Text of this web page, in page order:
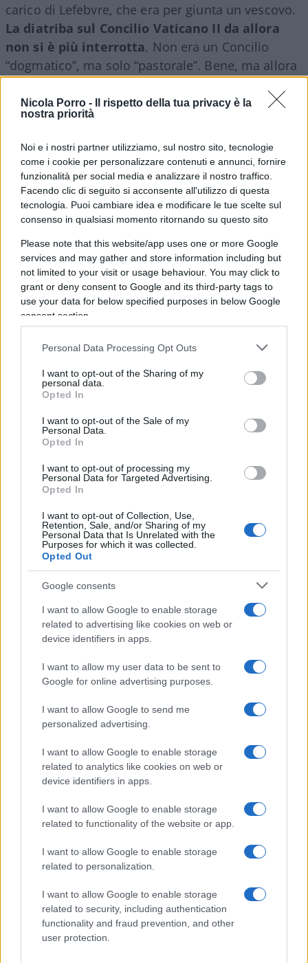
Nicola Porro -
Il rispetto della tua privacy è la
nostra priorità
Noi e i nostri partner utilizziamo, sul nostro sito, tecnologie
come i cookie per personalizzare contenuti e annunci, fornire
funzionalità per social media e analizzare il nostro traffico.
Facendo clic di seguito si acconsente all'utilizzo di questa
tecnologia. Puoi cambiare idea e modificare le tue scelte sul
consenso in qualsiasi momento ritornando su questo sito
Please note that this website/app uses one or more Google
services and may gather and store information including but
not limited to your visit or usage behaviour. You may click to
grant or deny consent to Google and its third-party tags to
use your data for below specified purposes in below Google
consent section.
Personal Data Processing Opt Outs
I want to opt-out of the Sharing of my
personal data.
Opted In
I want to opt-out of the Sale of my
Personal Data.
Opted In
I want to opt-out of processing my
Personal Data for Targeted Advertising.
Opted In
I want to opt-out of Collection, Use,
Retention, Sale, and/or Sharing of my
Personal Data that Is Unrelated with the
Purposes for which it was collected.
Opted Out
Google consents
I want to allow Google to enable storage
related to advertising like cookies on web or
device identifiers in apps.
I want to allow my user data to be sent to
Google for online advertising purposes.
I want to allow Google to send me
personalized advertising.
I want to allow Google to enable storage
related to analytics like cookies on web or
device identifiers in apps.
I want to allow Google to enable storage
related to functionality of the website or app.
I want to allow Google to enable storage
related to personalization.
I want to allow Google to enable storage
related to security, including authentication
functionality and fraud prevention, and other
user protection.
carico di Lefebvre, che era per giunta un vescovo.
La diatriba sul Concilio Vaticano II da allora
non si è più interrotta. Non era un Concilio
“dogmatico”, ma solo “pastorale”. Bene, ma allora
si permette tranquillamente di modificare a suo
libito il Paternoster, che è la sola preghiera
una piega, perché le pieghe, i plissé e gli stropicci
vengono fatti a proposito di un Concilio solo
pastorale?
È quel che dicono i c.d. tradizionalisti, ma si
trovano di fronte sempre muri d’acciaio, con
prelati che dicono, testuale: piuttosto che dire
messa davanti a un muro mi sparo. E la messa
non è che la punta di iceberg della annosissima
polemica.Benedetto XVI cercò di mediare
liberalizzando la messa old style
e, a proposito
dell’interpretazione del Concilio, suggerì la
“ermeneutica nella continuità”. Che era cercare di
salvare capra e cavoli, ma neanche questa gli
riuscì perché le posizioni si erano ormai
diventata una questione di principio. Infatti, per
l’altra sponda, non era solo questione di messa,
ma anche di “ammucchiate” (cito) di Assisi, nelle
quali il cattolicesimo diventata uno dei tanti,
indifferenti modi di avere a che fare con Dio. E
c’erano anche “religioni”, come il buddismo per
esempio, che non erano nemmeno religioni.
Le timide aperture di Ratzinger furono
immediatamente richiuse
sigillate da Bergoglio. Ora, fortunatamente,
Prevost prova a vedere come uscire dall’impasse.
Auguri. Anche perché sa bene che i seminari
secondo la Tradizione (della Chiesa) traboccano
mentre gli altri chiudono per mancanza di
frequentatori. La messa con l’antico rito è sempre
più richiesta, e in tutta la cattolicità, compreso nei
dall’inizio tutti gli elementi per immaginare il
principessa Elvira Pallavicini gli mise a
disposizione i saloni del suo palazzo romano
perché dicesse la sua. L’affollamento fu tale che,
fuori, ci volle la polizia a disciplinare l’accesso.
Non solo: l’élite artistica inglese, Agatha Christie in
testa, chiese e ottenne il mantenimento della